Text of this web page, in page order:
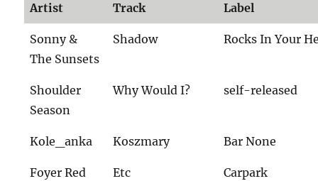
Artist Track Label
Sonny &
The Sunsets
Shadow Rocks In Your
Shoulder
Season
Why Would I? self-released
Kole_anka Koszmary Bar None
Foyer Red Etc Carpark